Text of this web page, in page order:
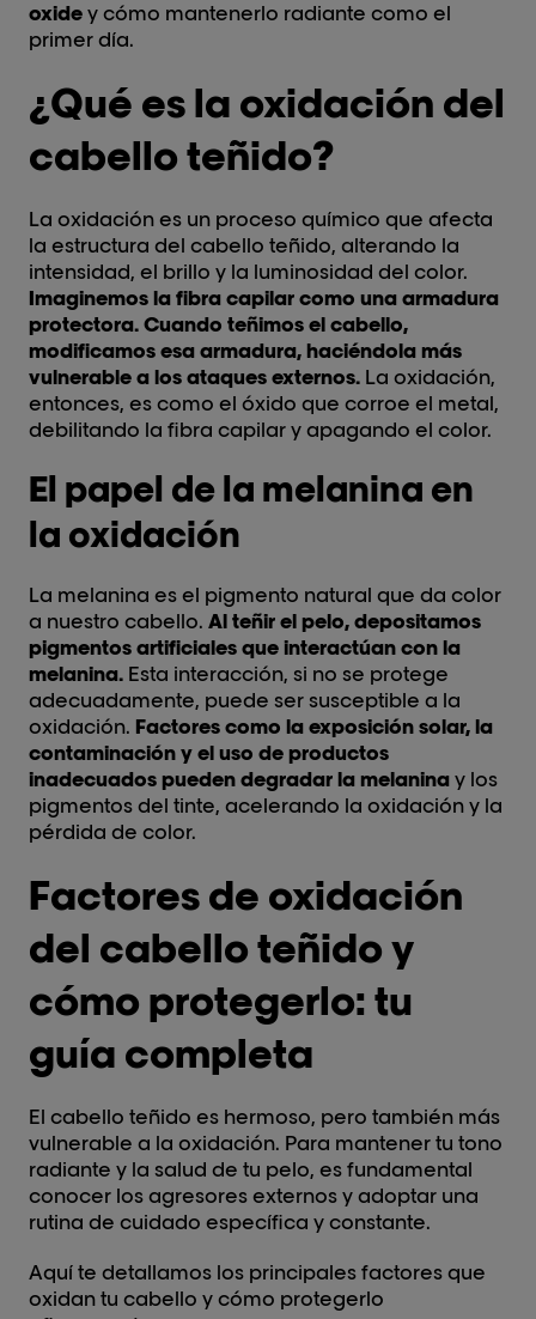
oxide y cómo mantenerlo radiante como el
primer día.
¿Qué es la oxidación del
cabello teñido?
La oxidación es un proceso químico que afecta
la estructura del cabello teñido, alterando la
intensidad, el brillo y la luminosidad del color.
Imaginemos la fibra capilar como una armadura
protectora. Cuando teñimos el cabello,
modificamos esa armadura, haciéndola más
vulnerable a los ataques externos. La oxidación,
entonces, es como el óxido que corroe el metal,
debilitando la fibra capilar y apagando el color.
El papel de la melanina en
la oxidación
La melanina es el pigmento natural que da color
a nuestro cabello. Al teñir el pelo, depositamos
pigmentos artificiales que interactúan con la
melanina. Esta interacción, si no se protege
adecuadamente, puede ser susceptible a la
oxidación. Factores como la exposición solar, la
contaminación y el uso de productos
inadecuados pueden degradar la melanina y los
pigmentos del tinte, acelerando la oxidación y la
pérdida de color.
Factores de oxidación
del cabello teñido y
cómo protegerlo: tu
guía completa
El cabello teñido es hermoso, pero también más
vulnerable a la oxidación. Para mantener tu tono
radiante y la salud de tu pelo, es fundamental
conocer los agresores externos y adoptar una
rutina de cuidado específica y constante.
Aquí te detallamos los principales factores que
oxidan tu cabello y cómo protegerlo